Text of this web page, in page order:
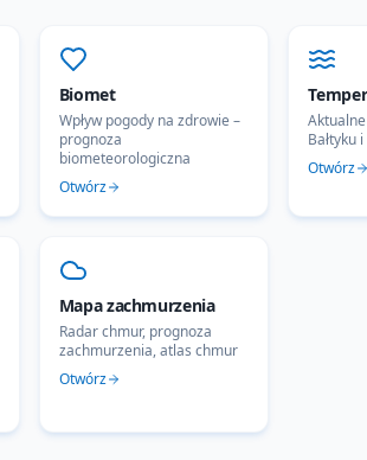
Biomet
Wpływ pogody na zdrowie –
prognoza
biometeorologiczna
Otwórz
Bałtyku
Otwórz
Mapa zachmurzenia
Radar chmur, prognoza
zachmurzenia, atlas chmur
Otwórz